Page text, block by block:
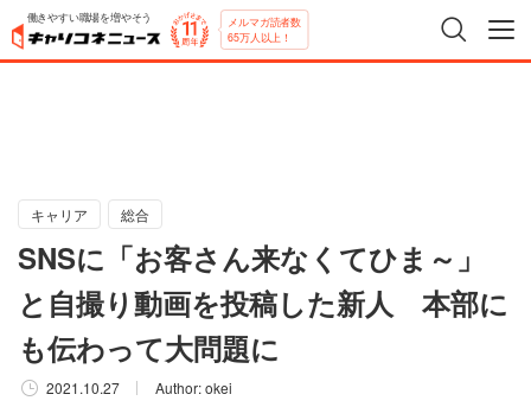
働きやすい職場を増やそう メルマガ読者数
65万人以上！
キャリア 総合
SNSに「お客さん来なくてひま～」
と自撮り動画を投稿した新人 本部に
も伝わって大問題に
2021.10.27 Author:okei